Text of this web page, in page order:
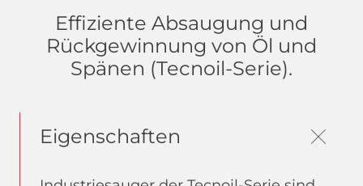
Effiziente Absaugung und
Rückgewinnung von Öl und
Spänen (Tecnoil-Serie).
Eigenschaften